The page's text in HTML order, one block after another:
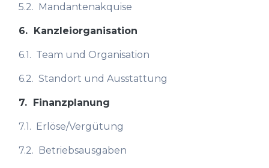
5.2. Mandantenakquise
6. Kanzleiorganisation
6.1. Team und Organisation
6.2. Standort und Ausstattung
7. Finanzplanung
7.1. Erlöse/Vergütung
7.2. Betriebsausgaben